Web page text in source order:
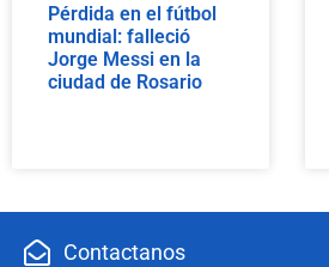
Pérdida en el fútbol
mundial: falleció
Jorge Messi en la
ciudad de Rosario
Contactanos